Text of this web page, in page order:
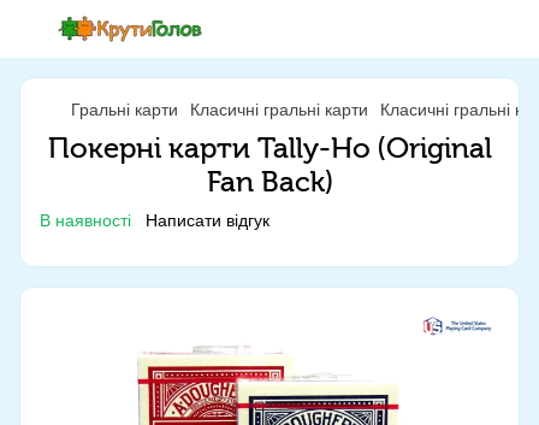
Гральні карти Класичні гральні карти Класичні гральні
Покерні карти Tally-Ho (Original
Fan Back)
В наявності Написати відгук